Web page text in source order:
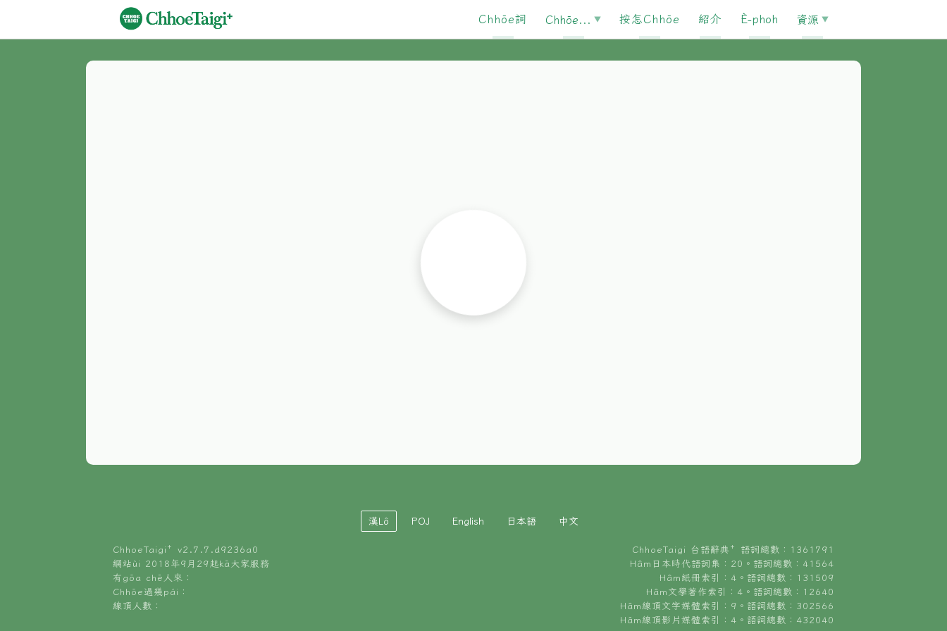
Chhōe詞 Chhōe... 按怎Chhōe 紹介 È-phoh 資源
漢Lô POJ English 日本語 中文
ChhoeTaigi⁺ v2.7.7.d9236a0
網站ùi 2018年9月29起kā大家服務
有gōa chē人來：
Chhōe過幾pái：
線頂人數：
ChhoeTaigi 台語辭典⁺ 語詞總數：1361791
Hâm日本時代語詞集：20。語詞總數：41564
Hâm紙冊索引：4。語詞總數：131509
Hâm文學著作索引：4。語詞總數：12640
Hâm線頂文字媒體索引：9。語詞總數：302566
Hâm線頂影片媒體索引：4。語詞總數：432040